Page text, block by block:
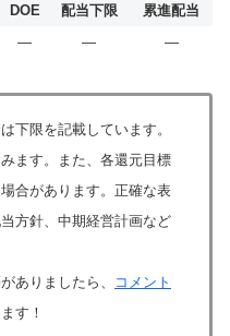
DOE 配当下限
累進配当
― ― ―
下限を記載しています。
ます。また、各還元目標
合があります。正確な表
方針、中期経営計画など
ありましたら、
コメント
す！